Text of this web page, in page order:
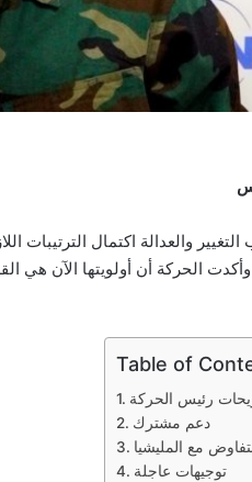
والعدالة اكتمال الترتيبات
الحركة أن أولويتها الآن هي
Table of
رئيس الحركة
دعم مشترك
مع المليشيا
توجيهات عاجلة